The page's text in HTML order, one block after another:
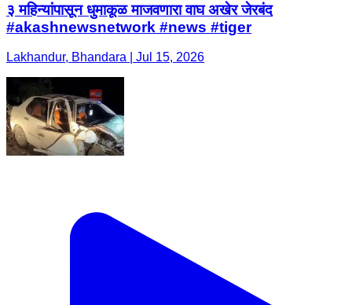
३ महिन्यांपासून धुमाकूळ माजवणारा वाघ अखेर जेरबंद
#akashnewsnetwork #news #tiger
Lakhandur, Bhandara | Jul 15, 2026